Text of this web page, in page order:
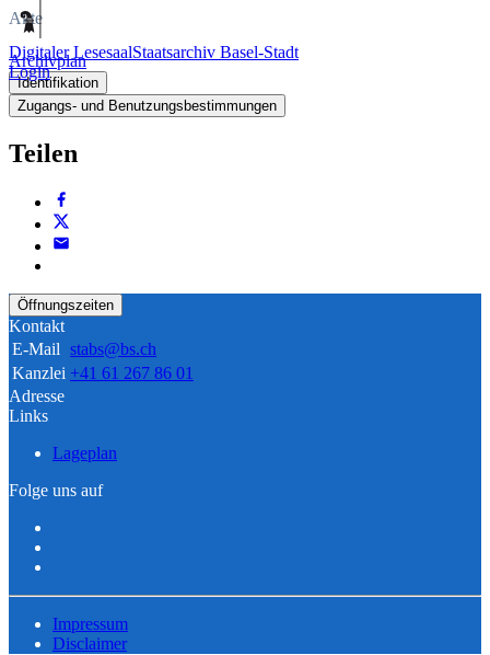
Digitaler LesesaalStaatsarchiv Basel-Stadt
Login
Akte
Archivplan
Identifikation
Zugangs- und Benutzungsbestimmungen
Teilen
Öffnungszeiten
Kontakt
E-Mail stabs@bs.ch
Kanzlei +41 61 267 86 01
Adresse
Links
Lageplan
Folge uns auf
Impressum
Disclaimer